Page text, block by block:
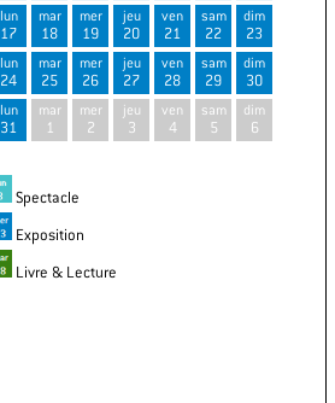
lun
17
mar
18
mer
19
jeu
20
ven
21
sam
22
dim
23
lun
24
mar
25
mer
26
jeu
27
ven
28
sam
29
dim
30
lun
31
mar
1
mer
2
jeu
3
ven
4
sam
5
dim
6
Spectacle
Exposition
Livre & Lecture